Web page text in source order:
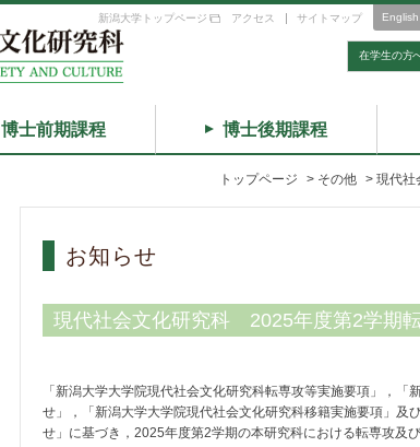
English
新潟大学トップページ アクセス サイトマップ
在学生の方
博士前期課程 博士後期課程
トップページ > その他 > 現代社
お知らせ
現代社会文化研究科 2025年度第2学期
「新潟大学大学院現代社会文化研究科転専攻等実施要項」，
せ」，「新潟大学大学院現代社会文化研究科移籍実施要項」
せ」に基づき，2025年度第2学期の本研究科における転専攻及